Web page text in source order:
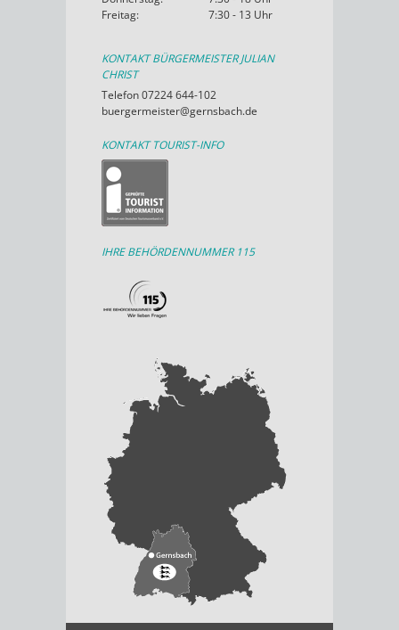
Freitag:
7:30 - 13 Uhr
KONTAKT BÜRGERMEISTER JULIAN
CHRIST
Telefon 07224 644-102
buergermeister@gernsbach.de
KONTAKT TOURIST-INFO
IHRE BEHÖRDENNUMMER 115